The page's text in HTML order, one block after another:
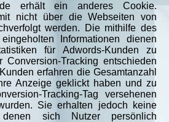
erhält ein anderes Cookie.
nicht über die Webseiten von
werden. Die mithilfe des
Informationen dienen
für Adwords-Kunden zu
Tracking entschieden
erfahren die Gesamtanzahl
Anzeige geklickt haben und zu
Tracking-Tag versehenen
Sie erhalten jedoch keine
denen sich Nutzer persönlich